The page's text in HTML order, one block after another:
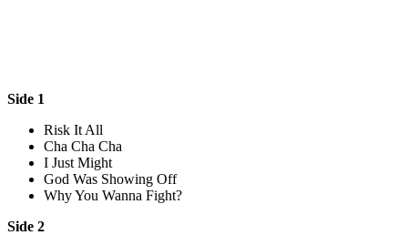
Side 1
Risk It All
Cha Cha Cha
I Just Might
God Was Showing Off
Why You Wanna Fight?
Side 2